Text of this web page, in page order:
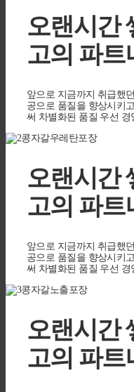
오랜시간
고의 파트
앞으로 지금까지 취급했
공으로 품질을 향상시키
써 차별화된 품질 우선 경
오랜시간
고의 파트
앞으로 지금까지 취급했
공으로 품질을 향상시키
써 차별화된 품질 우선
오랜시간
고의 파트